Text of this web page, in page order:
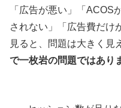
「広告が悪い」「ACOS
されない」「広告費だ
見ると、問題は大きく見
で一枚岩の問題ではあり